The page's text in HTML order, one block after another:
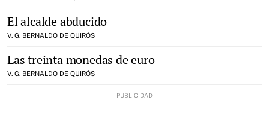
El alcalde abducido
V. G. BERNALDO DE QUIRÓS
Las treinta monedas de euro
V. G. BERNALDO DE QUIRÓS